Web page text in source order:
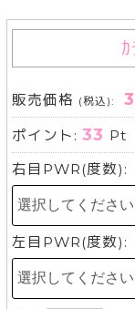
販売価格 (税込):
ポイント:33 Pt
右目PWR(度数):
左目PWR(度数):